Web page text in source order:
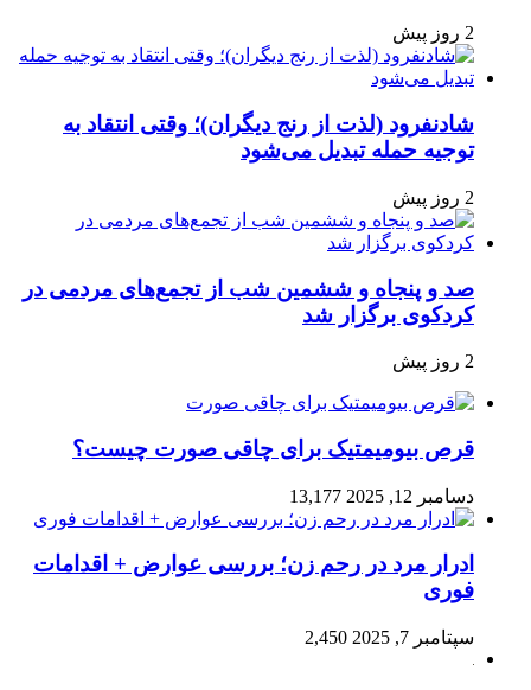
2 روز پیش
شادنفرود (لذت از رنج دیگران)؛ وقتی انتقاد به
توجیه حمله تبدیل می‌شود
2 روز پیش
صد و پنجاه‌ و ششمین شب از تجمع‌های مردمی در
کردکوی برگزار شد
2 روز پیش
قرص بیومیمتیک برای چاقی صورت چیست؟
دسامبر 12, 2025 13,177
ادرار مرد در رحم زن؛ بررسی عوارض + اقدامات
فوری
سپتامبر 7, 2025 2,450